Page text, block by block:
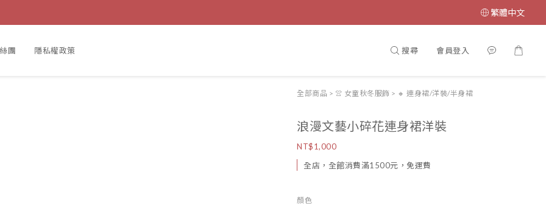
繁體中文
團 隱私權政策 搜尋 會員登入
全部商品 > 👚 女童秋冬服飾 > 🔸 連身裙/洋裝/半身裙
浪漫文藝小碎花連身裙洋裝
NT$1,000
全店，全館消費滿1500元，免運費
顏色